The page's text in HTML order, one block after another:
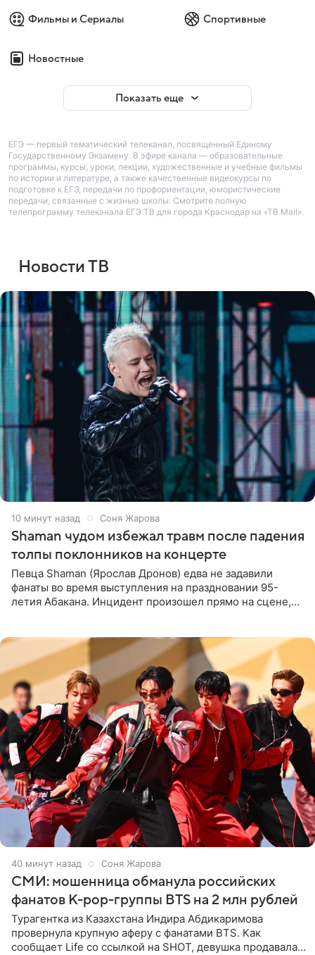
Фильмы и Сериалы Спортивные
Новостные
Показать еще
ЕГЭ — первый тематический телеканал, посвященный Единому
Государственному Экзамену. В эфире канала — образовательные
программы, курсы, уроки, лекции, художественные и учебные фильмы
по истории и литературе, а также качественные видеокурсы по
подготовке к ЕГЭ, передачи по профориентации, юмористические
передачи, связанные с жизнью школы. Смотрите полную
телепрограмму телеканала ЕГЭ ТВ для города Краснодар на «ТВ Mail».
Новости ТВ
10 минут назад Соня Жарова
Shaman чудом избежал травм после падения
толпы поклонников на концерте
Певца Shaman (Ярослав Дронов) едва не задавили
фанаты во время выступления на праздновании 95-
летия Абакана. Инцидент произошел прямо на сцене,
40 минут назад Соня Жарова
СМИ: мошенница обманула российских
фанатов K-pop-группы BTS на 2 млн рублей
Турагентка из Казахстана Индира Абдикаримова
провернула крупную аферу с фанатами BTS. Как
сообщает Life со ссылкой на SHOT, девушка продавала